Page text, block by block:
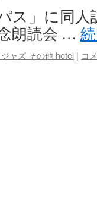
ス」に同人
朗読会 …
ャズ その他 hotel | コ